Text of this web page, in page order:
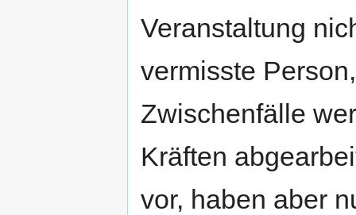
Veranstaltung
vermisste
Zwischenfälle
Kräften
vor, haben aber